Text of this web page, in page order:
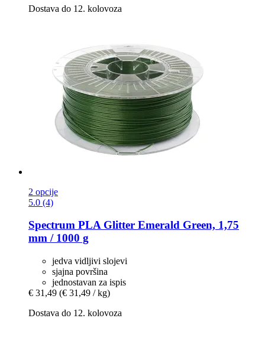
Dostava do 12. kolovoza
2 opcije
5.0 (4)
Spectrum PLA Glitter Emerald Green, 1,75
mm / 1000 g
jedva vidljivi slojevi
sjajna površina
jednostavan za ispis
€ 31,49 (€ 31,49 / kg)
Dostava do 12. kolovoza